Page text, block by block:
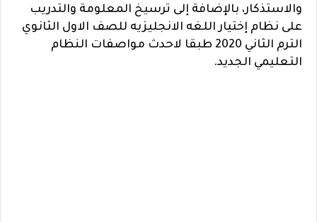
والاستذكار، بالإضافة إلى ترسيخ المعلومة والتدريب
على نظام إختيار اللغه الانجليزيه للصف الاول الثانوي
الترم الثاني 2020 طبقا لاحدث مواصفات النظام
التعليمي الجديد.